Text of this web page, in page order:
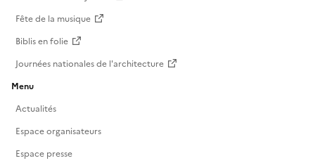
Fête de la musique
Biblis en folie
Journées nationales de l'architecture
Menu
Actualités
Espace organisateurs
Espace presse